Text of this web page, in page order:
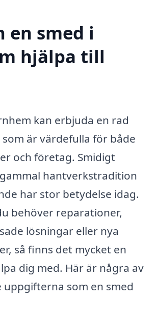
en smed i
hjälpa till
kan erbjuda en rad
är värdefulla för både
och företag. Smidigt
hantverkstradition
har stor betydelse idag.
behöver reparationer,
lösningar eller nya
så finns det mycket en
dig med. Här är några av
uppgifterna som en smed